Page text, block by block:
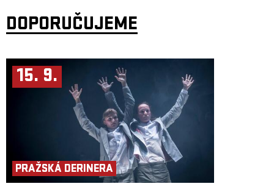
DOPORUČUJEME
15. 9.
PRAŽSKÁ DERINERA